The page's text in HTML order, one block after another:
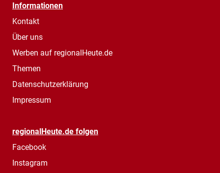
Informationen
Kontakt
Über uns
Werben auf regionalHeute.de
Themen
Datenschutzerklärung
Impressum
regionalHeute.de folgen
Facebook
Instagram